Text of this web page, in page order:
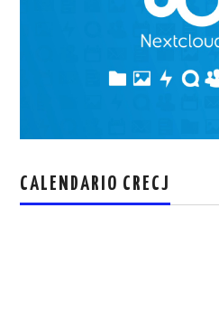
CALENDARIO CRECJ